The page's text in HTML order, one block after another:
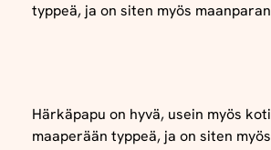
typpeä, ja on siten myös
Härkäpapu on hyvä, usein myös
maaperään typpeä, ja on siten